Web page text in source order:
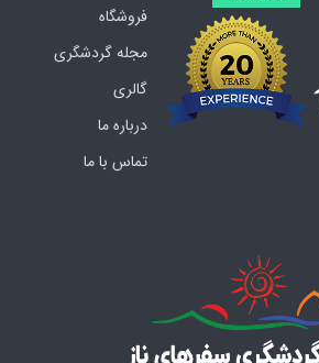
فروشگاه
مجله گردشگری
گالری
درباره ما
تماس با ما